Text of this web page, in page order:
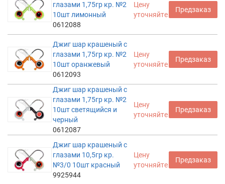
глазами 1,75гр кр. №2
10шт лимонный
0612088
Цену
уточняйте
Предзаказ
Джиг шар крашеный с
глазами 1,75гр кр. №2
10шт оранжевый
0612093
Цену
уточняйте
Предзаказ
Джиг шар крашеный с
глазами 1,75гр кр. №2
10шт светящийся и
черный
0612087
Цену
уточняйте
Предзаказ
Джиг шар крашеный с
глазами 10,5гр кр.
№3/0 10шт красный
9925944
Цену
уточняйте
Предзаказ